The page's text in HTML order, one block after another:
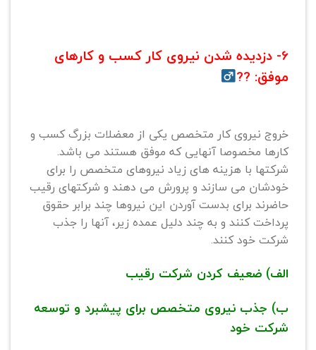
6- دزدیده شدن نیروی کار کسب و کارهای
موفق: ??‍
خروج نیروی کار متخصص یکی از معضلات بزرگ کسب و
کارها مخصوصا آنهایی که موفق هستند می باشد.
شرکتها با هزینه های زیاد نیروهای متخصص را برای
خودشان می سازند و پرورش می دهند و شرکتهای رقیب
حاضرند برای بدست آوردن این نیروها چند برابر حقوق
پرداخت کنند و به چند دلیل عمده زیر، آنها را جذب
شرکت خود کنند.
الف) ضعیف کردن شرکت رقیب
ب) جذب نیروی متخصص برای پیشبرد و توسعه
شرکت خود